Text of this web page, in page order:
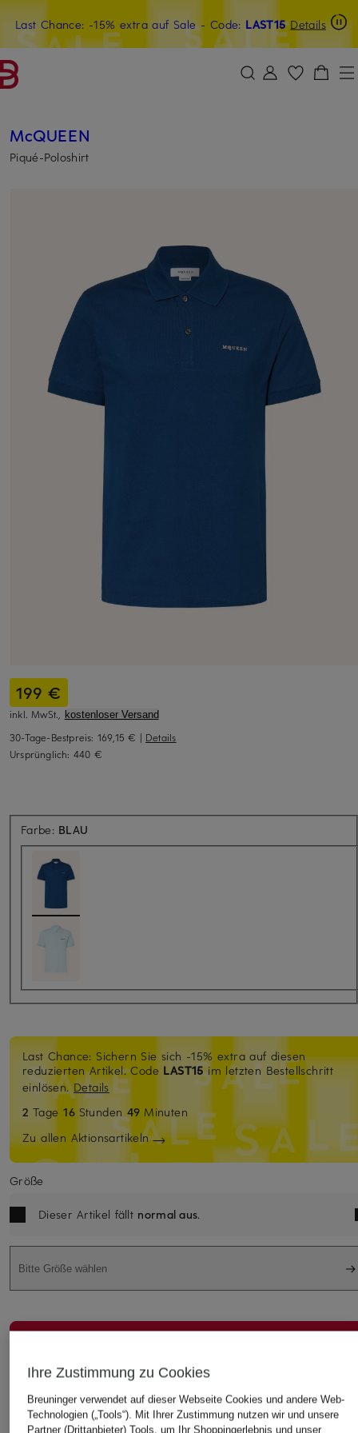
ZUM HAUPTINHALT ÜBERSPRINGEN ZUM SUCHFELD ÜBERSPRINGEN
Last Chance: -15% extra auf Sale- Code: LAST15 Details
20€-Willkommensgutschein mit Beyond sichern
McQUEEN
Piqué-Poloshirt
199 €
inkl. MwSt., kostenloser Versand
30-Tage-Bestpreis: 169,15 € | Details
Ursprünglich: 440 €
Farbe: BLAU
Last Chance: Sichern Sie sich -15% extra auf diesen
reduzierten Artikel. Code LAST15im letzten Bestellschritt
einlösen.Details
2 Tage16 Stunden 49 Minuten
Zu allen Aktionsartikeln
Größe
Dieser Artikel fällt normal aus.
Bitte Größe wählen
Ihre Zustimmung zu Cookies
Breuninger verwendet auf dieser Webseite Cookies und andere Web-
Technologien („Tools“). Mit Ihrer Zustimmung nutzen wir und unsere
Partner (Drittanbieter) Tools, um Ihr Shoppingerlebnis und unser